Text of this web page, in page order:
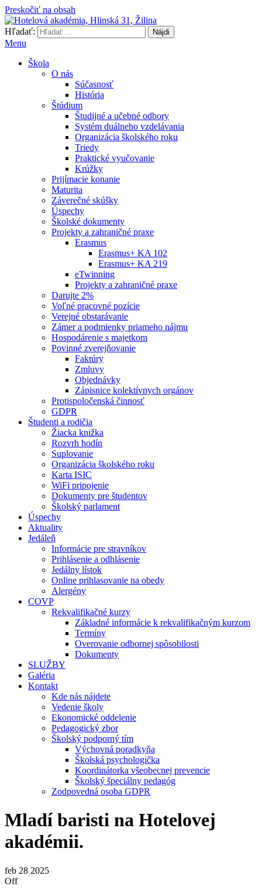
Preskočiť na obsah
Hotelová akadémia, Hlinská 31, Žilina
Hľadať:
Menu
Škola
O nás
Súčasnosť
História
Štúdium
Študijné a učebné odbory
Systém duálneho vzdelávania
Organizácia školského roku
Triedy
Praktické vyučovanie
Krúžky
Prijímacie konanie
Maturita
Záverečné skúšky
Úspechy
Školské dokumenty
Projekty a zahraničné praxe
Erasmus
Erasmus+ KA 102
Erasmus+ KA 219
eTwinning
Projekty a zahraničné praxe
Darujte 2%
Voľné pracovné pozície
Verejné obstarávanie
Zámer a podmienky priameho nájmu
Hospodárenie s majetkom
Povinné zverejňovanie
Faktúry
Zmluvy
Objednávky
Zápisnice kolektívnych orgánov
Protispoločenská činnosť
GDPR
Študenti a rodičia
Žiacka knižka
Rozvrh hodín
Suplovanie
Organizácia školského roku
Karta ISIC
WiFi pripojenie
Dokumenty pre študentov
Školský parlament
Úspechy
Aktuality
Jedáleň
Informácie pre stravníkov
Prihlásenie a odhlásenie
Jedálny lístok
Online prihlasovanie na obedy
Alergény
COVP
Rekvalifikačné kurzy
Základné informácie k rekvalifikačným kurzom
Termíny
Overovanie odbornej spôsobilosti
Dokumenty
SLUŽBY
Galéria
Kontakt
Kde nás nájdete
Vedenie školy
Ekonomické oddelenie
Pedagogický zbor
Školský podporný tím
Výchovná poradkyňa
Školská psychologička
Koordinátorka všeobecnej prevencie
Školský špeciálny pedagóg
Zodpovedná osoba GDPR
Mladí baristi na Hotelovej
akadémii.
feb 28 2025
Off